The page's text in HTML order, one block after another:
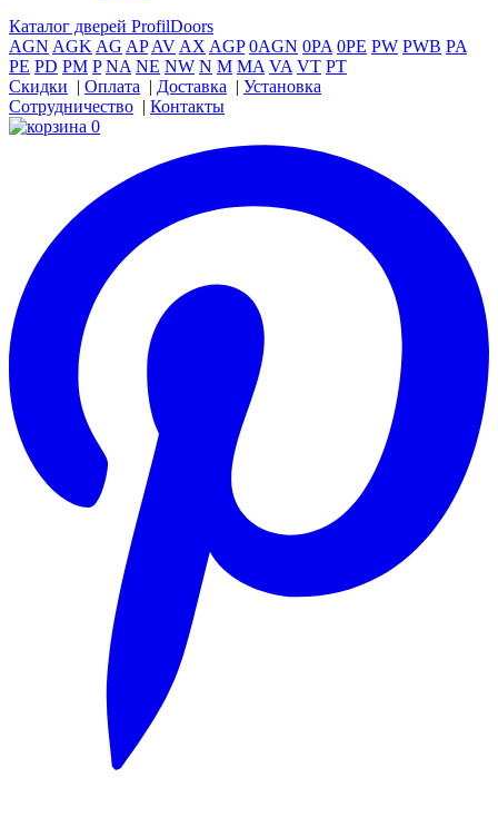
Каталог дверей ProfilDoors
AGN AGKAG APAVAXAGP 0AGN 0PA 0PE PW PWB PA
PE PD PM P NA NE NW N M MA VA VT PT
Скидки
Оплата Доставка
Установка
Сотрудничество
Контакты
0